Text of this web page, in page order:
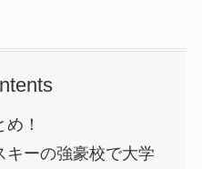
！
キーの強豪校で大学